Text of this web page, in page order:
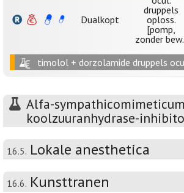
Dualkopt
druppels
oploss.
[pomp,
zonder
timolol + dorzolamide druppels
Alfa-
koolzuuranhydrase-
16.5. Lokale anesthetica
16.6. Kunsttranen